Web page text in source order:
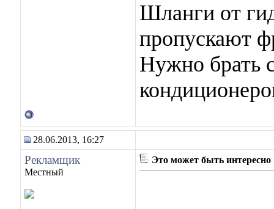
Шланги от
пропускают
Нужно брать
28.06.2013, 16:27
Рекламщик
Местный
Это может быть интересно